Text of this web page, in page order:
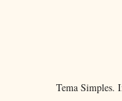
Tema Simples.